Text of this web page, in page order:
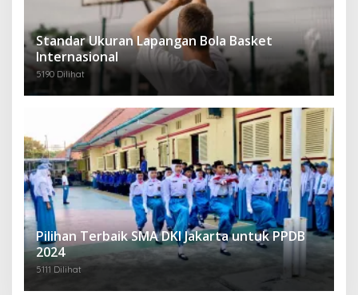
Standar Ukuran Lapangan Bola Basket
Internasional
5190 Dilihat
Pilihan Terbaik SMA DKI Jakarta untuk PPDB
2024
5111 Dilihat